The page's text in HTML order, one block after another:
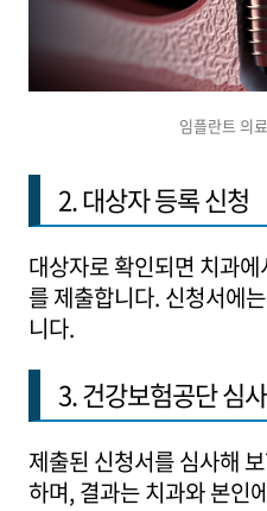
임플란트 의
2. 대상자 등록 신청
대상자로 확인되면 치과
를 제출합니다. 신청서에
니다.
3. 건강보험공단 심사
제출된 신청서를 심사해
하며, 결과는 치과와 본인